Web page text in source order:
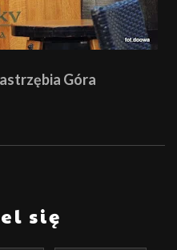
Góra
się